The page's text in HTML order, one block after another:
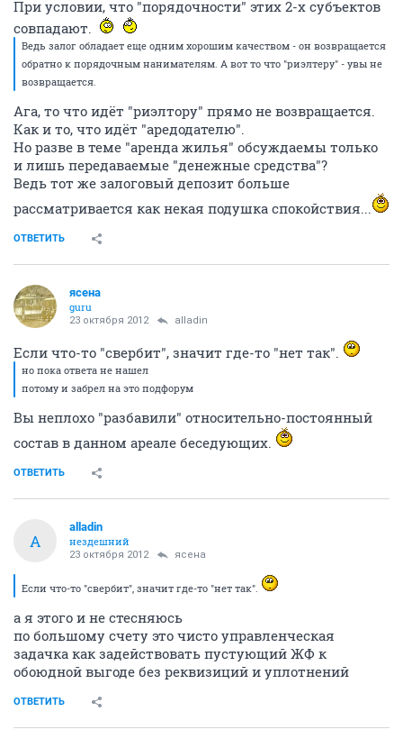
При условии, что "порядочности" этих 2-х субъектов
совпадают.
Ведь залог обладает еще одним хорошим качеством - он возвращается
обратно к порядочным нанимателям. А вот то что "риэлтеру" - увы не
возвращается.
Ага, то что идёт "риэлтору" прямо не возвращается.
Как и то, что идёт "аредодателю".
Но разве в теме "аренда жилья" обсуждаемы только
и лишь передаваемые "денежные средства"?
Ведь тот же залоговый депозит больше
рассматривается как некая подушка спокойствия...
ОТВЕТИТЬ
ясена
guru
23 октября 2012 alladin
Если что-то "свербит", значит где-то "нет так".
но пока ответа не нашел
потому и забрел на это подфорум
Вы неплохо "разбавили" относительно-постоянный
состав в данном ареале беседующих.
ОТВЕТИТЬ
A
alladin
нездешний
23 октября 2012 ясена
Если что-то "свербит", значит где-то "нет так".
а я этого и не стесняюсь
по большому счету это чисто управленческая
задачка как задействовать пустующий ЖФ к
обоюдной выгоде без реквизиций и уплотнений
ОТВЕТИТЬ